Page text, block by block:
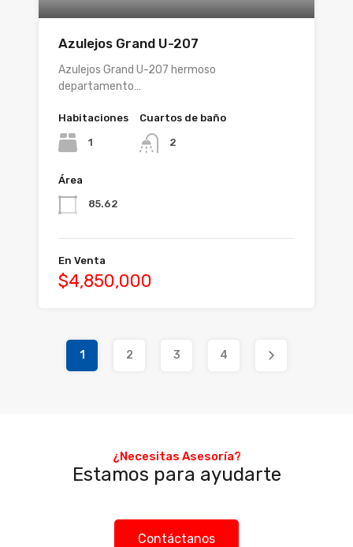
Azulejos Grand U-207
Azulejos Grand U-207 hermoso
departamento…
Habitaciones
1
Cuartos de baño
2
Área
85.62
En Venta
$4,850,000
1 2 3 4
¿Necesitas Asesoría?
Estamos para ayudarte
Contáctanos